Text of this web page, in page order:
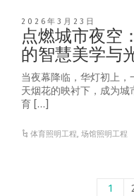
2026年3月23日
点燃城市夜空
的智慧美学与
当夜幕降临，华灯初上
天烟花的映衬下，成为
育 […]
体育照明工程,场馆照明工程
1